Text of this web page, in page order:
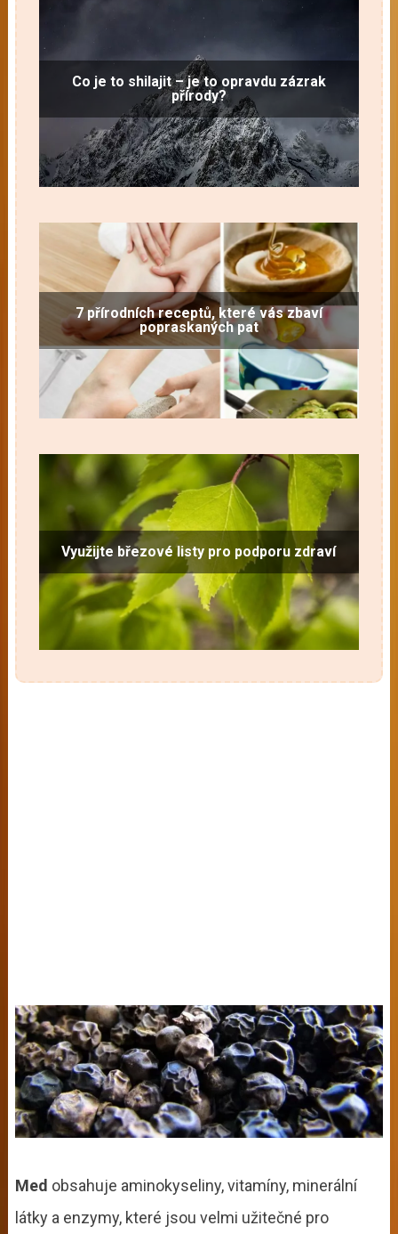
Co je to shilajit – je to opravdu zázrak
přírody?
7 přírodních receptů, které vás zbaví
popraskaných pat
Využijte březové listy pro podporu zdraví
Med obsahuje aminokyseliny, vitamíny, minerální
látky a enzymy, které jsou velmi užitečné pro